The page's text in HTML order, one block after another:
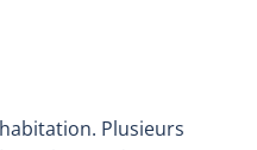
Plusieurs